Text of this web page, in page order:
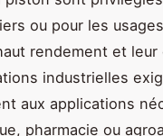
ou pour les
rendement et
industrielles
aux applications
pharmacie ou